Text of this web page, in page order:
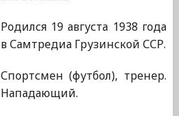
Родился 19 августа 1938 года
в Самтредиа Грузинской ССР.
Спортсмен (футбол), тренер.
Нападающий.